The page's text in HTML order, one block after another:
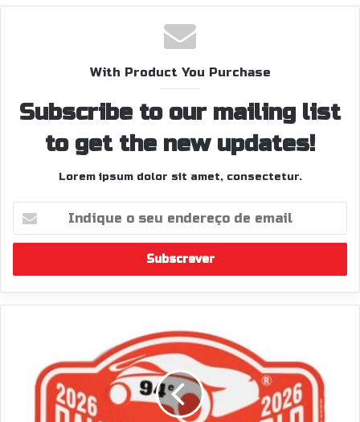
With Product You Purchase
Subscribe to our mailing list
to get the new updates!
Lorem ipsum dolor sit amet, consectetur.
seu
de
email
CARLO
2026